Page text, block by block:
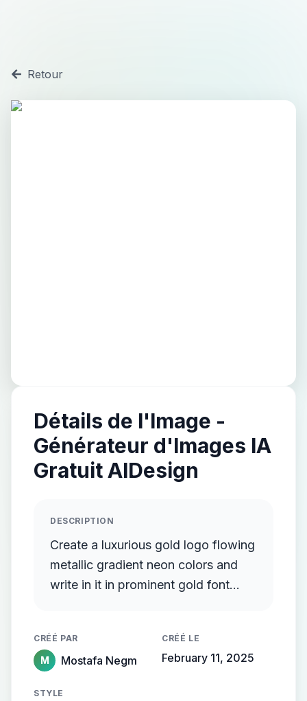
Retour
Détails de l'Image -
Générateur d'Images IA
Gratuit AIDesign
DESCRIPTION
Create a luxurious gold logo flowing
metallic gradient neon colors and
write in it in prominent gold font
CRÉÉ PAR
M Mostafa Negm
CRÉÉ LE
February 11, 2025
STYLE